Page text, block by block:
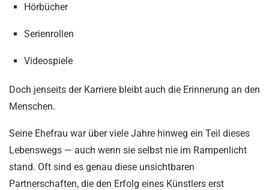
Hörbücher
Serienrollen
Videospiele
Doch jenseits der Karriere bleibt auch die Erinnerung an den
Menschen.
Seine Ehefrau war über viele Jahre hinweg ein Teil dieses
Lebenswegs — auch wenn sie selbst nie im Rampenlicht
stand. Oft sind es genau diese unsichtbaren
Partnerschaften, die den Erfolg eines Künstlers erst